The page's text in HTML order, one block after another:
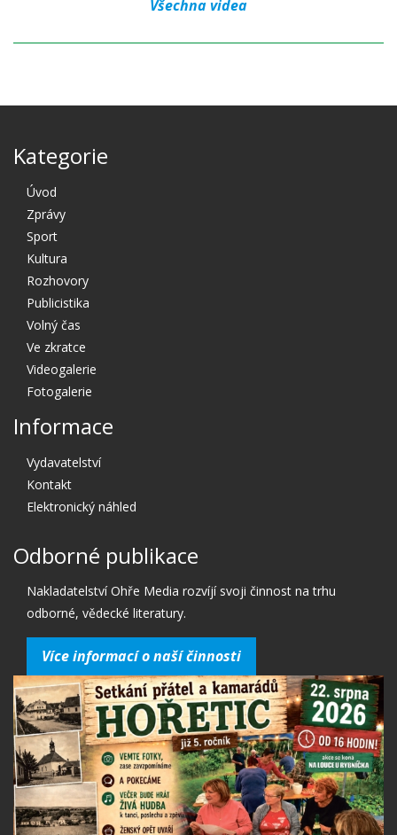
Všechna videa
Kategorie
Úvod
Zprávy
Sport
Kultura
Rozhovory
Publicistika
Volný čas
Ve zkratce
Videogalerie
Fotogalerie
Informace
Vydavatelství
Kontakt
Elektronický náhled
Odborné publikace
Nakladatelství Ohře Media rozvíjí svoji činnost na trhu
odborné, vědecké literatury.
Více informací o naší činnosti